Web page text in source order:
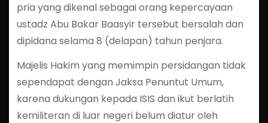
pria yang dikenal sebagai orang kepercayaan
ustadz Abu Bakar Baasyir tersebut bersalah dan
dipidana selama 8 (delapan) tahun penjara.
Majelis Hakim yang memimpin persidangan tidak
sependapat dengan Jaksa Penuntut Umum,
karena dukungan kepada ISIS dan ikut berlatih
kemiliteran di luar negeri belum diatur oleh